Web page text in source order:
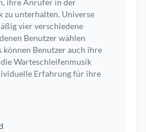
ihre Anrufer in der
zu unterhalten. Universe
vier verschiedene
Benutzer wählen
können Benutzer auch ihre
Warteschleifenmusik
Erfahrung für ihre